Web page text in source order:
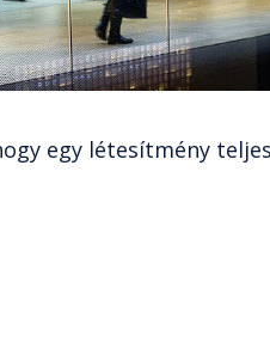
egy létesítmény